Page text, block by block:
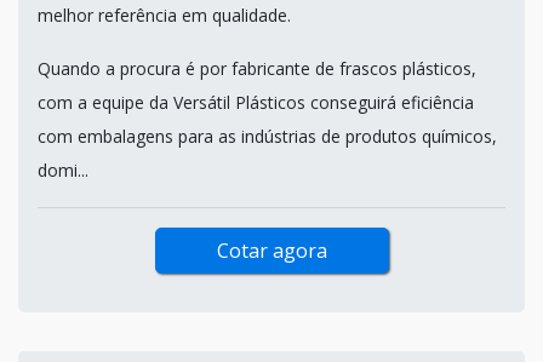
melhor referência em qualidade.
Quando a procura é por fabricante de frascos plásticos,
com a equipe da Versátil Plásticos conseguirá eficiência
com embalagens para as indústrias de produtos químicos,
domi...
Cotar agora